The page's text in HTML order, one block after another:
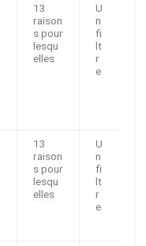
13
raison
s pour
lesqu
elles
U
n
fi
lt
r
e
13
raison
s pour
lesqu
elles
U
n
fi
lt
r
e